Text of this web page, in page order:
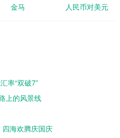
金马
人民币对美元
率“双破7”
上的风景线
海欢腾庆国庆